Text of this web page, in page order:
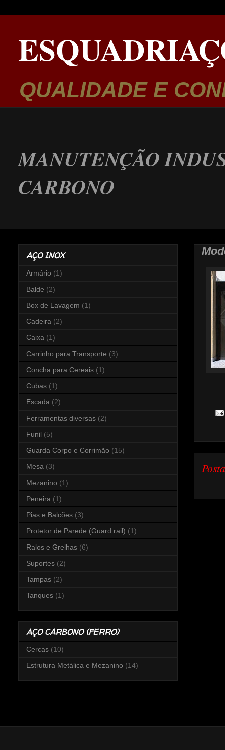
QUALIDADE E
MANUTENÇÃO
CARBONO
AÇO INOX
Armário (1)
Balde (2)
Box de Lavagem (1)
Cadeira (2)
Caixa (1)
Carrinho para Transporte (3)
Concha para Cereais (1)
Cubas (1)
Escada (2)
Ferramentas diversas (2)
Funil (5)
Guarda Corpo e Corrimão (15)
Mesa (3)
Mezanino (1)
Peneira (1)
Pias e Balcões (3)
Protetor de Parede (Guard rail) (1)
Ralos e Grelhas (6)
Suportes (2)
Tampas (2)
Tanques (1)
AÇO CARBONO (FERRO)
Cercas (10)
Estrutura Metálica e Mezanino (14)